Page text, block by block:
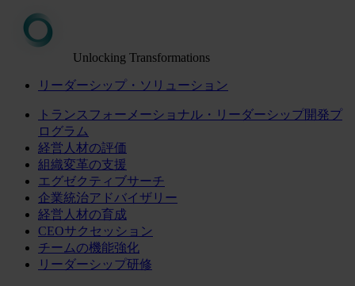
Unlocking Transformations
リーダーシップ・ソリューション
トランスフォーメーショナル・リーダーシップ開発プ
ログラム
経営人材の評価
組織変革の支援
エグゼクティブサーチ
企業統治アドバイザリー
経営人材の育成
CEOサクセッション
チームの機能強化
リーダーシップ研修